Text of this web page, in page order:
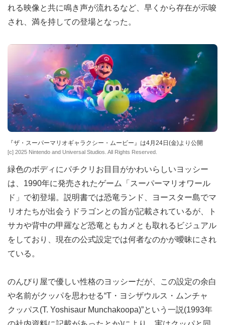
れる映像と共に鳴き声が流れるなど、早くから存在が示唆
され、満を持しての登場となった。
『ザ・スーパーマリオギャラクシー・ムービー』は4月24日(金)より公開
[c] 2025 Nintendo and Universal Studios. All Rights Reserved.
緑色のボディにパチクリお目目がかわいらしいヨッシー
は、1990年に発売されたゲーム「スーパーマリオワール
ド」で初登場。説明書では恐竜ランド、ヨースター島でマ
リオたちが出会うドラゴンとの旨が記載されているが、ト
サカや背中の甲羅など恐竜ともカメとも取れるビジュアル
をしており、現在の公式設定では何者なのかが曖昧にされ
ている。
のんびり屋で優しい性格のヨッシーだが、この設定の余白
や名前がクッパを思わせる“T・ヨシザウルス・ムンチャ
クッパス(T. Yoshisaur Munchakoopa)”という一説(1993年